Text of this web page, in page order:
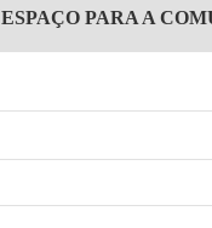
ESPAÇO PARA A